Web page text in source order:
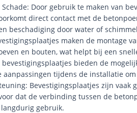
Door gebruik te maken van
direct contact met de
beschadiging door water of
maken de montage
en bouten, wat helpt bij een
bieden de
aanpassingen tijdens de installatie
Bevestigingsplaatjes zijn
dat de verbinding tussen de
gebruik.